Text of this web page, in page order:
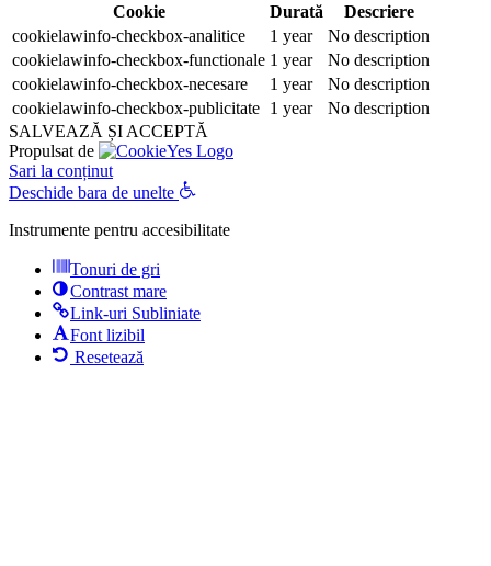
Cookie
Durată
Descriere
cookielawinfo-checkbox-analitice
1 year
No description
cookielawinfo-checkbox-functionale 1 year
No description
cookielawinfo-checkbox-necesare
1 year
No description
cookielawinfo-checkbox-publicitate 1 year
No description
SALVEAZĂ ȘI ACCEPTĂ
Propulsat de
Sari la conținut
Deschide bara de unelte
Instrumente pentru accesibilitate
Tonuri de gri
Contrast mare
Link-uri Subliniate
Font lizibil
Resetează